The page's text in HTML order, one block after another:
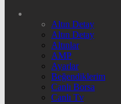
Altın Detay
Altın Detay
Altınlar
AMP
Ayarlar
Beğendiklerim
Canlı Borsa
Canlı Tv